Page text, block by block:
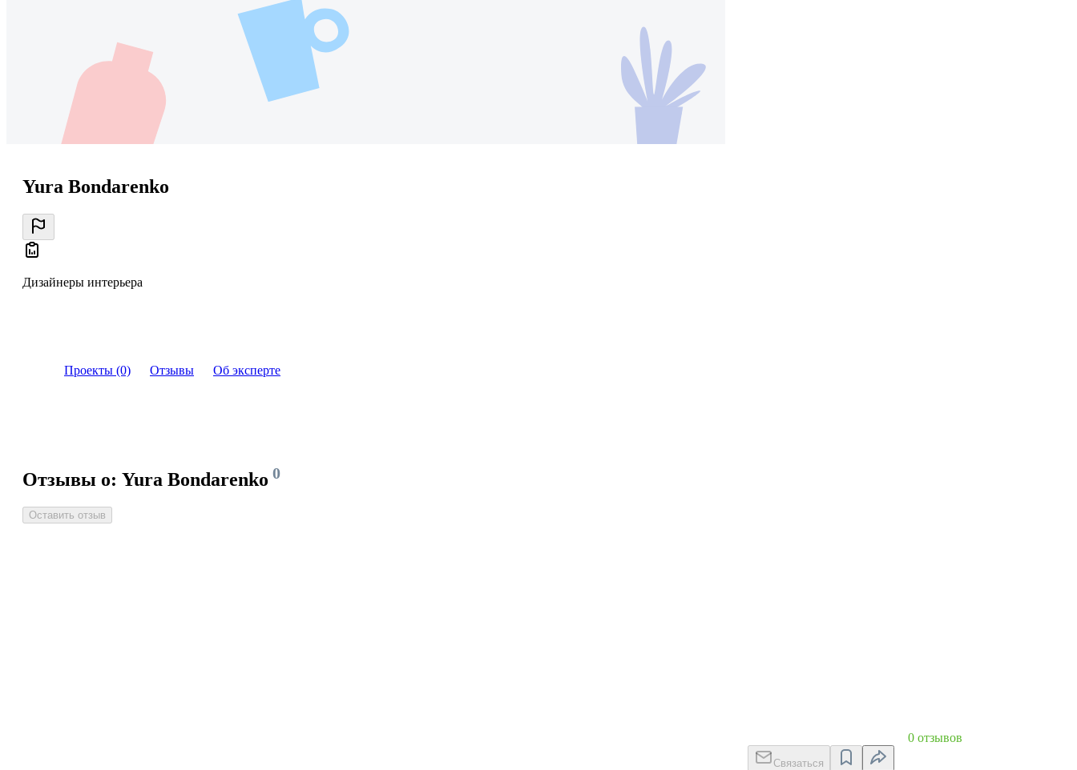
Yura Bondarenko
Дизайнеры интерьера
Проекты (0) Отзывы Об эксперте
Отзывы о: Yura Bondarenko 0
Оставить отзыв
0 отзывов
Связаться